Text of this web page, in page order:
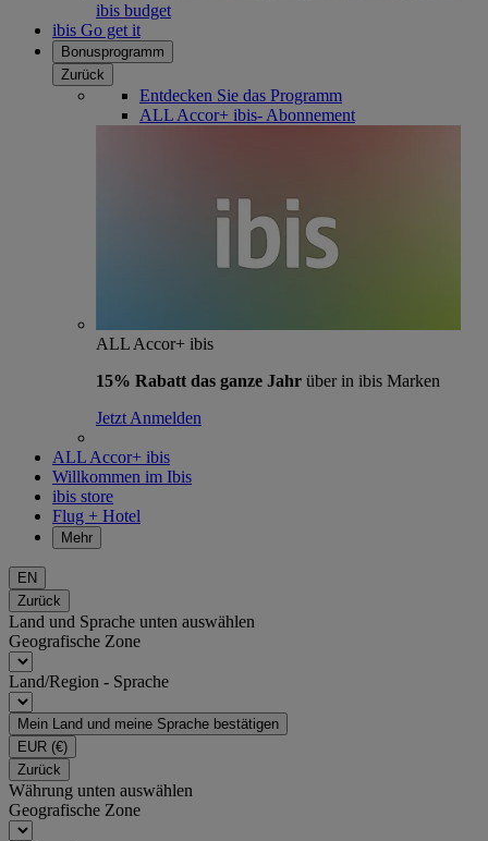
ibis budget
ibis Go get it
Bonusprogramm
Zurück
Entdecken Sie das Programm
ALL Accor+ ibis- Abonnement
ALL Accor+ ibis
15% Rabatt das ganze Jahr über in ibis Marken
Jetzt Anmelden
ALL Accor+ ibis
Willkommen im Ibis
ibis store
Flug + Hotel
Mehr
EN
Zurück
Land und Sprache unten auswählen
Geografische Zone
Land/Region - Sprache
Mein Land und meine Sprache bestätigen
EUR (€)
Zurück
Währung unten auswählen
Geografische Zone